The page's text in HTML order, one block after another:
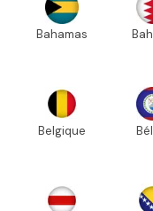
Bahamas
Belgique